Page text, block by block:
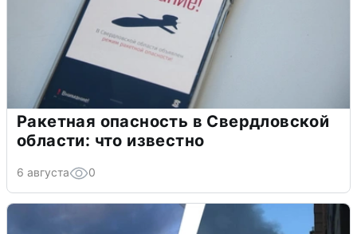
Ракетная опасность в Свердловской
области: что известно
6 августа 0